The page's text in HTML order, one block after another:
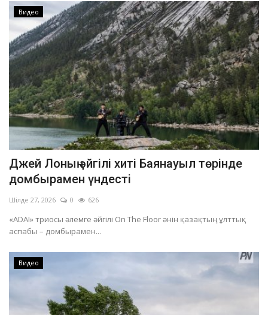
Видео
Джей Лоның әйгілі хиті Баянауыл төрінде
домбырамен үндесті
Шілде 27, 2026 0 626
«ADAI» триосы әлемге әйгілі On The Floor әнін қазақтың ұлттық
аспабы – домбырамен...
Видео